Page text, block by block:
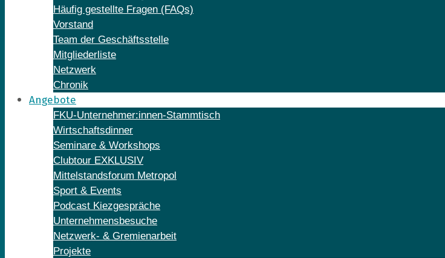
Häufig gestellte Fragen (FAQs)
Vorstand
Team der Geschäftsstelle
Mitgliederliste
Netzwerk
Chronik
Angebote
FKU-Unternehmer:innen-Stammtisch
Wirtschaftsdinner
Seminare & Workshops
Clubtour EXKLUSIV
Mittelstandsforum Metropol
Sport & Events
Podcast Kiezgespräche
Unternehmensbesuche
Netzwerk- & Gremienarbeit
Projekte